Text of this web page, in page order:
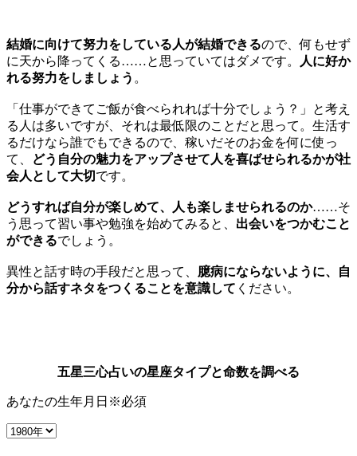
結婚に向けて努力をしている人が結婚できるので、何もせず
に天から降ってくる……と思っていてはダメです。
人に好か
れる努力をしましょう 。
「仕事ができてご飯が食べられれば十分でしょう？」と考え
る人は多いですが、それは最低限のことだと思って。生活す
るだけなら誰でもできるので、稼いだそのお金を何に使っ
て、
どう自分の魅力をアップさせて人を喜ばせられるかが社
会人として大切です。
どうすれば自分が楽しめて、人も楽しませられるのか……そ
う思って習い事や勉強を始めてみると、 出会いをつかむこと
ができるでしょう。
異性と話す時の手段だと思って、 臆病にならないように、自
分から話すネタをつくることを意識して ください。
五星三心占いの星座タイプと命数を調べる
あなたの生年月日 ※必須